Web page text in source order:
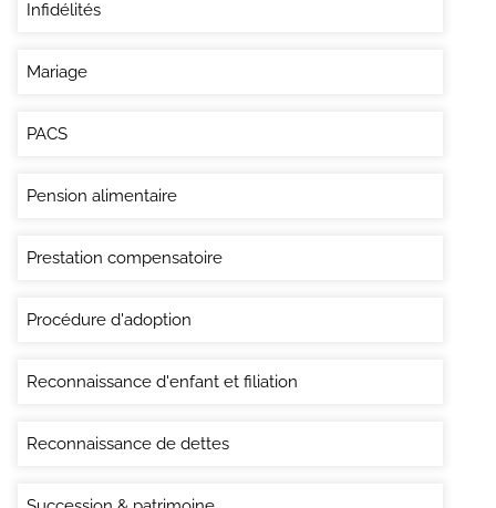
Infidélités
Mariage
PACS
Pension alimentaire
Prestation compensatoire
Procédure d'adoption
Reconnaissance d'enfant et filiation
Reconnaissance de dettes